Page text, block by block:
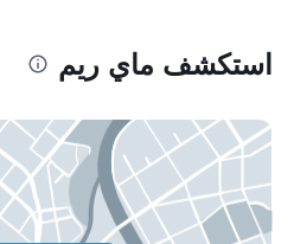
استكشف ماي ريم